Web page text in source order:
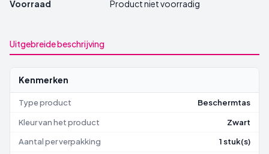
Voorraad
Product niet voorradig
Uitgebreide beschrijving
Kenmerken
Type product Beschermtas
Kleur van het product Zwart
Aantal per verpakking 1 stuk(s)